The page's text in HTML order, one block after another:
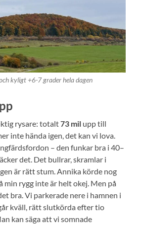
kyligt +6-7 grader hela dagen
rysare: totalt73 mil upp till
inte hända igen, det kan vi lova.
– den funkar bra i 40–
det. Det bullrar, skramlar i
är rätt stum. Annika körde nog
min rygg inte är helt okej. Men på
bra. Vi parkerade nere i hamnen i
kväll, rätt slutkörda efter tio
kan säga att vi somnade